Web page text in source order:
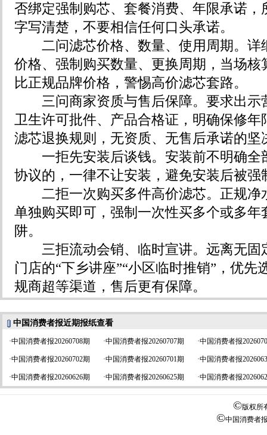
否绑定强制购芯、套餐消费、年限承诺，
字写清楚，不要相信任何口头承诺。
二问滤芯价格、数量、使用周期。详
价格、强制购买数量、更换周期，当场核
比正规品牌价格，警惕高价滤芯套路。
三问商家资质与售后保障。要求出示
卫生许可批件、产品合格证，明确保修年
滤芯退换规则，无资质、无售后承诺的坚
一拒先安装后谈钱。安装前不明确全
协议的，一律不让安装，避免安装后被强
二拒一次购买多件高价滤芯。正规净
单独购买即可，强制一次性买多个或多年
阱。
三拒流动会销、临时宣讲。远离无固
门店的“下乡讲座”“小区临时推销”，优先
规商超等渠道，售后更有保障。
中国消费者报近期报纸查看
·中国消费者报20260708期 ·中国消费者报20260707期 ·中国消费者报
·中国消费者报20260702期 ·中国消费者报20260701期 ·中国消费者报
·中国消费者报20260626期 ·中国消费者报20260625期 ·中国消费者报
©版权所
©中国消费者